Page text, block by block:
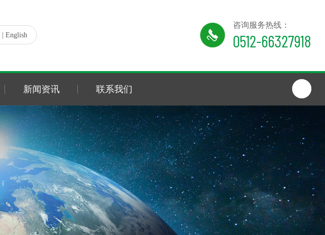
| English
咨询服务热线：
0512-66327918
新闻资讯 联系我们